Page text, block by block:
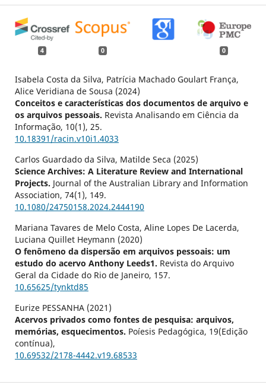
4 0 0
Isabela Costa da Silva, Patrícia Machado Goulart França,
Alice Veridiana de Sousa (2024)
Conceitos e características dos documentos de arquivo e
os arquivos pessoais. Revista Analisando em Ciência da
Informação, 10(1), 25.
10.18391/racin.v10i1.4033
Carlos Guardado da Silva, Matilde Seca (2025)
Science Archives: A Literature Review and International
Projects. Journal of the Australian Library and Information
Association, 74(1), 149.
10.1080/24750158.2024.2444190
Mariana Tavares de Melo Costa, Aline Lopes De Lacerda,
Luciana Quillet Heymann (2020)
O fenômeno da dispersão em arquivos pessoais: um
estudo do acervo Anthony Leeds1. Revista do Arquivo
Geral da Cidade do Rio de Janeiro, 157.
10.65625/tynktd85
Eurize PESSANHA (2021)
Acervos privados como fontes de pesquisa: arquivos,
memórias, esquecimentos. Poíesis Pedagógica, 19(Edição
contínua),
10.69532/2178-4442.v19.68533